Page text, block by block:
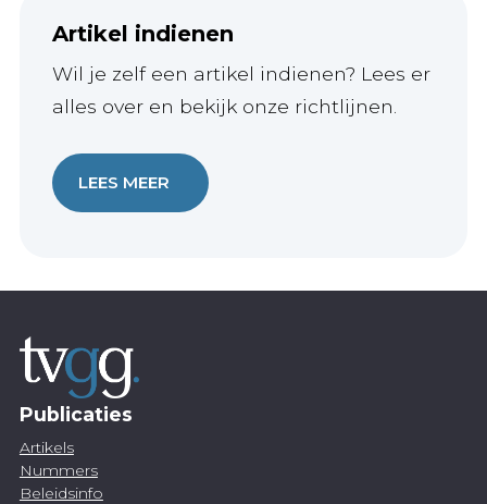
Artikel indienen
Wil je zelf een artikel indienen? Lees er
alles over en bekijk onze richtlijnen.
LEES MEER
Publicaties
Artikels
Nummers
Beleidsinfo